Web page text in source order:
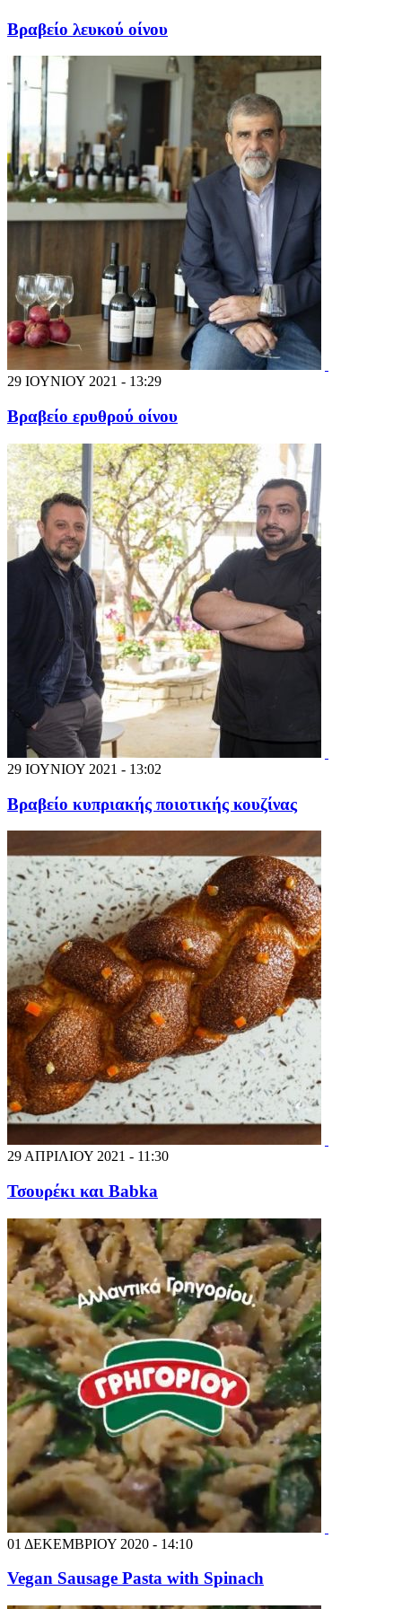
Βραβείο λευκού οίνου
29 ΙΟΥΝΙΟΥ 2021 - 13:29
Βραβείο ερυθρού οίνου
29 ΙΟΥΝΙΟΥ 2021 - 13:02
Βραβείο κυπριακής ποιοτικής κουζίνας
29 ΑΠΡΙΛΙΟΥ 2021 - 11:30
Τσουρέκι και Babka
01 ΔΕΚΕΜΒΡΙΟΥ 2020 - 14:10
Vegan Sausage Pasta with Spinach